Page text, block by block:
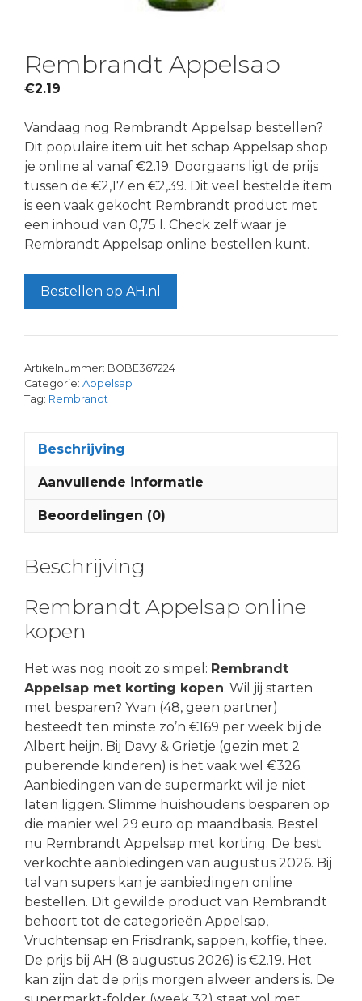
Rembrandt Appelsap
€2.19
Vandaag nog Rembrandt Appelsap bestellen?
Dit populaire item uit het schap Appelsap shop
je online al vanaf €2.19. Doorgaans ligt de prijs
tussen de €2,17 en €2,39. Dit veel bestelde item
is een vaak gekocht Rembrandt product met
een inhoud van 0,75 l. Check zelf waar je
Rembrandt Appelsap online bestellen kunt.
Bestellen op AH.nl
Artikelnummer: BOBE367224
Categorie: Appelsap
Tag: Rembrandt
Beschrijving
Aanvullende informatie
Beoordelingen (0)
Beschrijving
Rembrandt Appelsap online
kopen
Het was nog nooit zo simpel: Rembrandt
Appelsap met korting kopen. Wil jij starten
met besparen? Yvan (48, geen partner)
besteedt ten minste zo’n €169 per week bij de
Albert heijn. Bij Davy & Grietje (gezin met 2
puberende kinderen) is het vaak wel €326.
Aanbiedingen van de supermarkt wil je niet
laten liggen. Slimme huishoudens besparen op
die manier wel 29 euro op maandbasis. Bestel
nu Rembrandt Appelsap met korting. De best
verkochte aanbiedingen van augustus 2026. Bij
tal van supers kan je aanbiedingen online
bestellen. Dit gewilde product van Rembrandt
behoort tot de categorieën Appelsap,
Vruchtensap en Frisdrank, sappen, koffie, thee.
De prijs bij AH (8 augustus 2026) is €2.19. Het
kan zijn dat de prijs morgen alweer anders is. De